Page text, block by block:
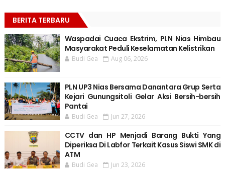
BERITA TERBARU
Waspadai Cuaca Ekstrim, PLN Nias Himbau
Masyarakat Peduli Keselamatan Kelistrikan
Budi Gea Aug 06, 2026
PLN UP3 Nias Bersama Danantara Grup Serta
Kejari Gunungsitoli Gelar Aksi Bersih-bersih
Pantai
Budi Gea Jun 27, 2026
CCTV dan HP Menjadi Barang Bukti Yang
Diperiksa Di Labfor Terkait Kasus Siswi SMK di
ATM
Budi Gea Jun 23, 2026